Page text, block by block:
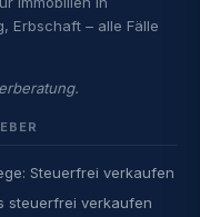
Erbschaft – alle Fälle
Steuerfrei verkaufen
steuerfrei verkaufen